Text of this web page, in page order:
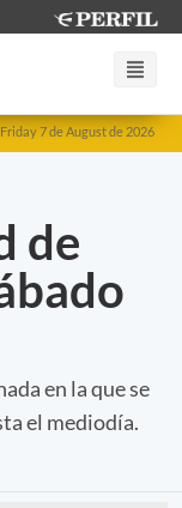
Friday 7 de August de 2026
de
en la que se
el mediodía.